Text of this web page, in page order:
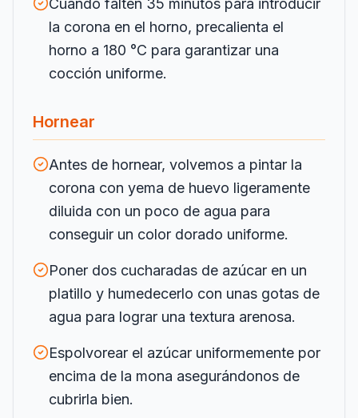
la corona en el horno, precalienta el
horno a 180 °C para garantizar una
cocción uniforme.
Hornear
Antes de hornear, volvemos a pintar la
corona con yema de huevo ligeramente
diluida con un poco de agua para
conseguir un color dorado uniforme.
Poner dos cucharadas de azúcar en un
platillo y humedecerlo con unas gotas de
agua para lograr una textura arenosa.
Espolvorear el azúcar uniformemente por
encima de la mona asegurándonos de
cubrirla bien.